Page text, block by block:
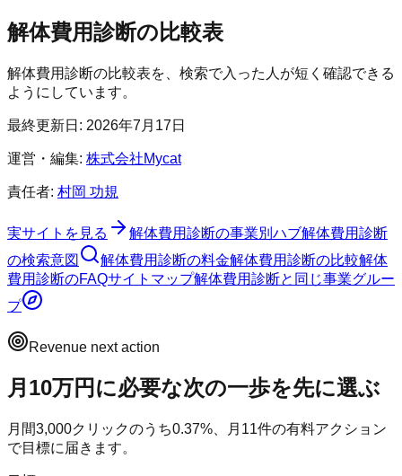
解体費用診断の 比較表
解体費用診断の比較表を、検索で入った人が短く確認できる
ようにしています。
最終更新日: 2026年7月17日
運営・編集: 株式会社Mycat
責任者: 村岡 功規
実サイトを見る 解体費用診断の事業別ハブ解体費用診断
の検索意図
解体費用診断の料金解体費用診断の比較解体
費用診断のFAQサイトマップ解体費用診断と同じ事業グルー
プ
Revenue next action
月10万円に必要な次の一歩を先に選ぶ
月間3,000クリックのうち0.37%、月 11件の有料アクション
で目標に届きます。